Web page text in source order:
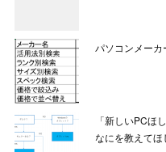
パソコンメーカ
「新しいPCほ
なにを教えて